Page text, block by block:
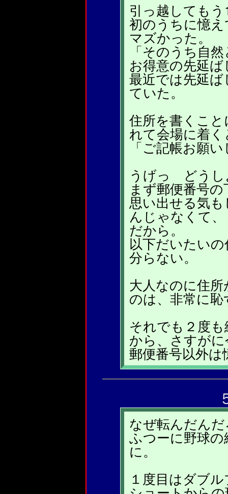
引っ越しても
初のうちに憶
マズかった。
「そのうち自
お得意の先延
最近では先延
ていた。
住所を書くこ
れて会場に着く
「ご記帳お願
うげっ どうし
まず郵便番号
思い出せる気
んじゃなくて
だから。
以下だいたい
分らない。
大人なのに住
のは、非常に
それでも２度
から、さすが
郵便番号以外は
なぜ転んだん
ふつーに野球
に。
１度目はダブ